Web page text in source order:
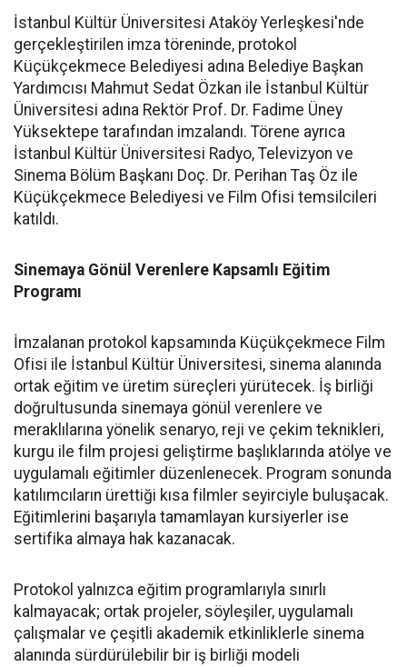
İstanbul Kültür Üniversitesi Ataköy Yerleşkesi'nde
gerçekleştirilen imza töreninde, protokol
Küçükçekmece Belediyesi adına Belediye Başkan
Yardımcısı Mahmut Sedat Özkan ile İstanbul Kültür
Üniversitesi adına Rektör Prof. Dr. Fadime Üney
Yüksektepe tarafından imzalandı. Törene ayrıca
İstanbul Kültür Üniversitesi Radyo, Televizyon ve
Sinema Bölüm Başkanı Doç. Dr. Perihan Taş Öz ile
Küçükçekmece Belediyesi ve Film Ofisi temsilcileri
katıldı.
Sinemaya Gönül Verenlere Kapsamlı Eğitim
Programı
İmzalanan protokol kapsamında Küçükçekmece Film
Ofisi ile İstanbul Kültür Üniversitesi, sinema alanında
ortak eğitim ve üretim süreçleri yürütecek. İş birliği
doğrultusunda sinemaya gönül verenlere ve
meraklılarına yönelik senaryo, reji ve çekim teknikleri,
kurgu ile film projesi geliştirme başlıklarında atölye ve
uygulamalı eğitimler düzenlenecek. Program sonunda
katılımcıların ürettiği kısa filmler seyirciyle buluşacak.
Eğitimlerini başarıyla tamamlayan kursiyerler ise
sertifika almaya hak kazanacak.
Protokol yalnızca eğitim programlarıyla sınırlı
kalmayacak; ortak projeler, söyleşiler, uygulamalı
çalışmalar ve çeşitli akademik etkinliklerle sinema
alanında sürdürülebilir bir iş birliği modeli